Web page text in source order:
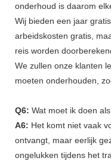
onderhoud is daarom
Wij bieden een jaar
arbeidskosten gratis,
reis worden
We zullen onze klanten
moeten onderhouden,
Q6: Wat moet ik doen
A6: Het komt niet vaak
ontvangt, maar eerlijk
ongelukken tijdens het